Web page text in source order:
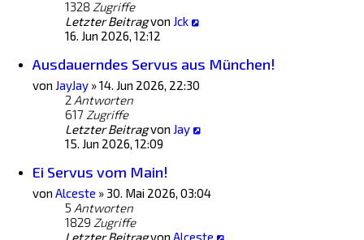
1328 Zugriffe
Letzter Beitragvon Jck
16. Jun 2026, 12:12
Ausdauerndes Servus aus München!
von JayJay »14. Jun 2026, 22:30
2 Antworten
617 Zugriffe
Letzter Beitragvon Jay
15. Jun 2026, 12:09
Ei Servus vom Main!
von Alceste » 30. Mai 2026, 03:04
5 Antworten
1829 Zugriffe
Letzter Beitragvon Alceste